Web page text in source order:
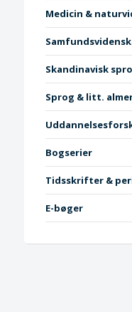
Medicin &
Skandinavisk
Sprog & litt.
Bogserier
Tidsskrifter &
E-bøger